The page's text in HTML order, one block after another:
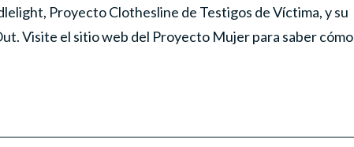
Proyecto Clothesline de Testigos de Víctima, y su
Visite el sitio web del Proyecto Mujer para saber cómo